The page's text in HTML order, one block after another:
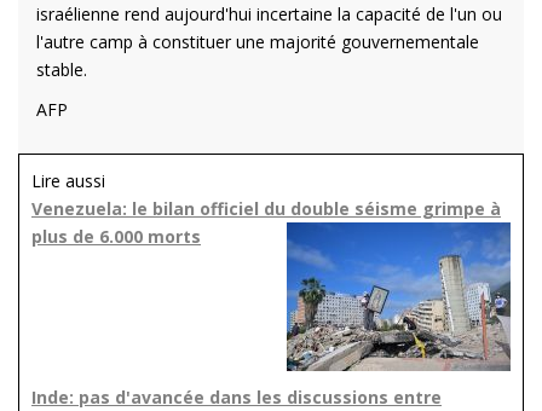
israélienne rend aujourd'hui incertaine la capacité de l'un ou
l'autre camp à constituer une majorité gouvernementale
stable.
AFP
Lire aussi
Venezuela: le bilan officiel du double séisme grimpe à
plus de 6.000 morts
Inde: pas d'avancée dans les discussions entre